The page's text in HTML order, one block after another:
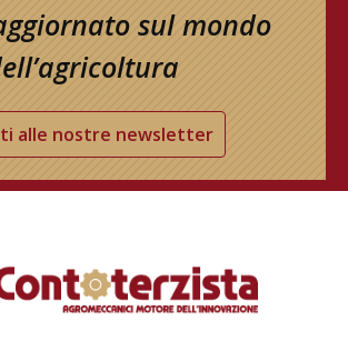
sul mondo
alle nostre newsletter